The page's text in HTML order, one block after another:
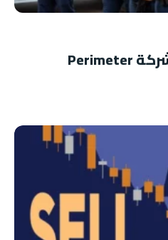
تراجع حاد في أسهم شركة Perimeter